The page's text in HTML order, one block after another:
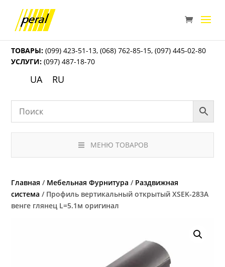
ТОВАРЫ: (099) 423-51-13,(068) 762-85-15,(097) 445-02-80
УСЛУГИ: (097) 487-18-70
UA RU
МЕНЮ ТОВАРОВ
Главная / Мебельная Фурнитура / Раздвижная
система / Профиль вертикальный открытый XSEK-283A
венге глянец L=5.1м оригинал